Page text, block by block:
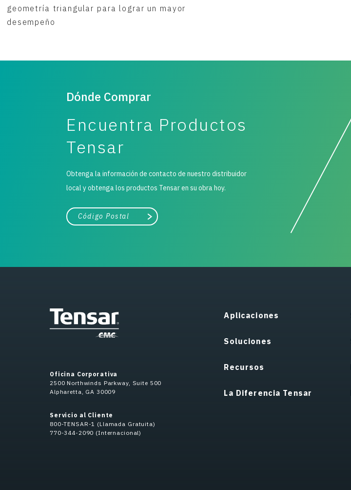
geometría triangular para lograr un mayor
desempeño
Dónde Comprar
Encuentra Productos
Tensar
Obtenga la información de contacto de nuestro distribuidor
local y obtenga los productos Tensar en su obra hoy.
Ciudad, estado o código postal
Buscar
Oficina Corporativa
2500 Northwinds Parkway, Suite 500
Alpharetta, GA 30009
Servicio al Cliente
800-TENSAR-1 (Llamada Gratuita)
770-344-2090 (Internacional)
Aplicaciones
Soluciones
Recursos
La Diferencia Tensar